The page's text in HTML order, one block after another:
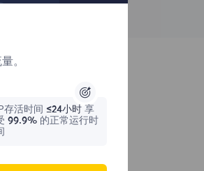
。
IP存活时间 ≤24小时 享
99.9% 的正常运行时